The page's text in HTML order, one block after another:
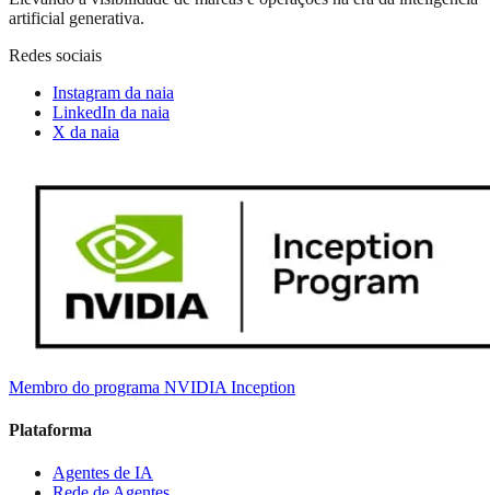
artificial generativa.
Redes sociais
Instagram da naia
LinkedIn da naia
X da naia
Membro do programa NVIDIA Inception
Plataforma
Agentes de IA